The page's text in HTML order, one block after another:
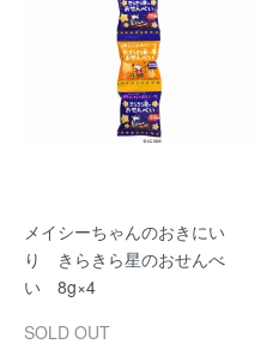
メイシーちゃんのおきにい
り きらきら星のおせんべ
い 8g×4
SOLD OUT